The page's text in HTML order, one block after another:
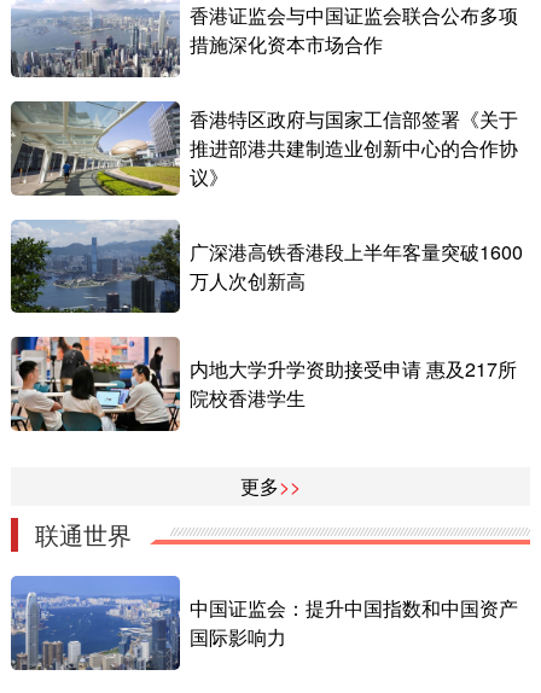
香港证监会与中国证监会联合公布多项
措施深化资本市场合作
香港特区政府与国家工信部签署《关于
推进部港共建制造业创新中心的合作协
议》
广深港高铁香港段上半年客量突破1600
万人次创新高
内地大学升学资助接受申请 惠及217所
院校香港学生
更多>>
联通世界
中国证监会：提升中国指数和中国资产
国际影响力